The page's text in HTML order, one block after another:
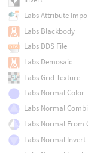
Labs Attribute
Labs Blackbody
Labs DDS File
Labs Demosaic
Labs Grid Texture
Labs Normal Color
Labs Normal
Labs Normal From
Labs Normal Invert